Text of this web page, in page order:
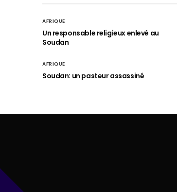
AFRIQUE
Un responsable religieux enlevé au
Soudan
AFRIQUE
Soudan: un pasteur assassiné